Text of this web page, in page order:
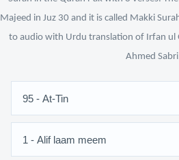
Majeed in Juz 30 and it is called Makki
to audio with Urdu translation of Irfan ul
Ahmed